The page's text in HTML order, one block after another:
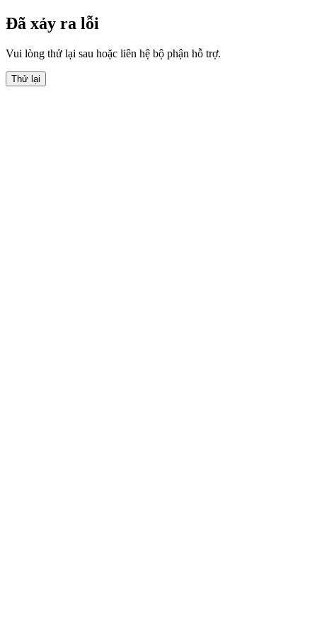
Đã xảy ra lỗi
Vui lòng thử lại sau hoặc liên hệ bộ phận hỗ trợ.
Thử lại